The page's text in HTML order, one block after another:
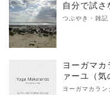
自分で試
つぶやき・雑
ヨーガマ
ァーユ（気
ヨーガマカラ